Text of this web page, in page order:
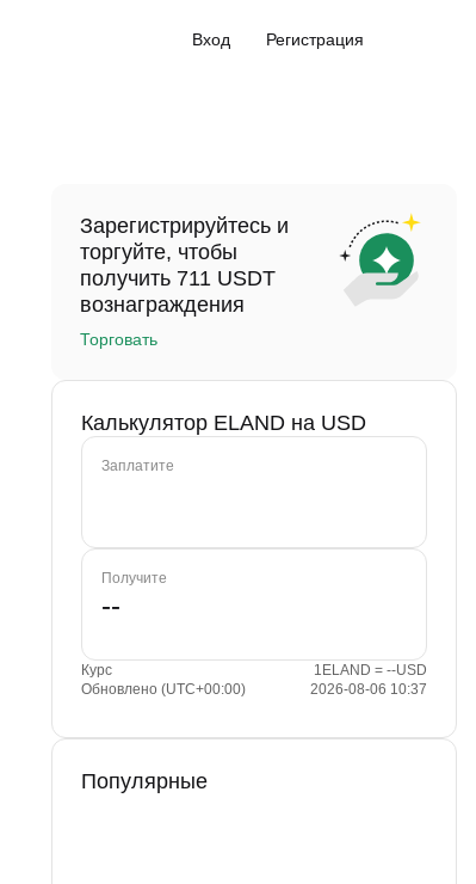
Вход Регистрация
Зарегистрируйтесь и
торгуйте, чтобы
получить 711 USDT
вознаграждения
Торговать
Калькулятор ELAND на USD
Заплатите
Получите
Курс
1ELAND = --USD
Обновлено (UTC+00:00)
2026-08-06 10:37
Популярные